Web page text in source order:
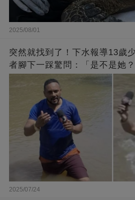
2025/08/01
突然就找到了！下水報導13歲
者腳下一踩驚問：「是不是她？
2025/07/24